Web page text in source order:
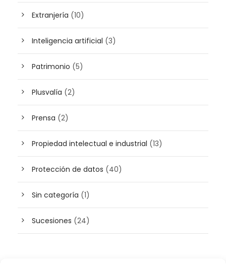
Extranjería (10)
Inteligencia artificial (3)
Patrimonio (5)
Plusvalía (2)
Prensa (2)
Propiedad intelectual e industrial (13)
Protección de datos (40)
Sin categoría (1)
Sucesiones (24)